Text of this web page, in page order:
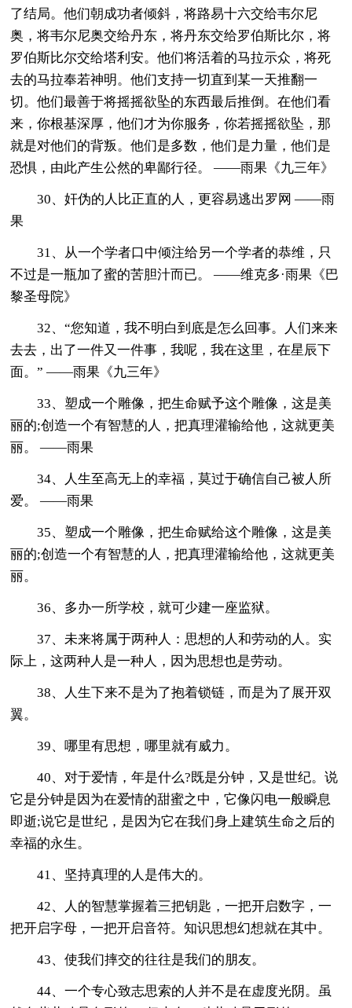
了结局。他们朝成功者倾斜，将路易十六交给韦尔尼
奥，将韦尔尼奥交给丹东，将丹东交给罗伯斯比尔，将
罗伯斯比尔交给塔利安。他们将活着的马拉示众，将死
去的马拉奉若神明。他们支持一切直到某一天推翻一
切。他们最善于将摇摇欲坠的东西最后推倒。在他们看
来，你根基深厚，他们才为你服务，你若摇摇欲坠，那
就是对他们的背叛。他们是多数，他们是力量，他们是
恐惧，由此产生公然的卑鄙行径。 ——雨果《九三年》
30、奸伪的人比正直的人，更容易逃出罗网 ——雨
果
31、从一个学者口中倾注给另一个学者的恭维，只
不过是一瓶加了蜜的苦胆汁而已。 ——维克多·雨果《巴
黎圣母院》
32、“您知道，我不明白到底是怎么回事。人们来来
去去，出了一件又一件事，我呢，我在这里，在星辰下
面。” ——雨果《九三年》
33、塑成一个雕像，把生命赋予这个雕像，这是美
丽的;创造一个有智慧的人，把真理灌输给他，这就更美
丽。 ——雨果
34、人生至高无上的幸福，莫过于确信自己被人所
爱。 ——雨果
35、塑成一个雕像，把生命赋给这个雕像，这是美
丽的;创造一个有智慧的人，把真理灌输给他，这就更美
丽。
36、多办一所学校，就可少建一座监狱。
37、未来将属于两种人：思想的人和劳动的人。实
际上，这两种人是一种人，因为思想也是劳动。
38、人生下来不是为了抱着锁链，而是为了展开双
翼。
39、哪里有思想，哪里就有威力。
40、对于爱情，年是什么?既是分钟，又是世纪。说
它是分钟是因为在爱情的甜蜜之中，它像闪电一般瞬息
即逝;说它是世纪，是因为它在我们身上建筑生命之后的
幸福的永生。
41、坚持真理的人是伟大的。
42、人的智慧掌握着三把钥匙，一把开启数字，一
把开启字母，一把开启音符。知识思想幻想就在其中。
43、使我们摔交的往往是我们的朋友。
44、一个专心致志思索的人并不是在虚度光阴。虽